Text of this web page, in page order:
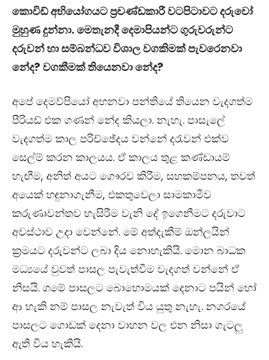
කොවිඩ් අභියෝගයට ප්‍රචණ්ඩකාරී වටපිටාවට දරුවෝ
මුහුණ දුන්නා. මෙතැනදී දෙමාපියන්ට ගුරුවරුන්ට
දරුවන් හා සම්බන්ධව විශාල වගකිමක් පැවරෙනවා
නේද? වගකීමක් තියෙනවා නේද?
අපේ දෙමව්පියෝ අහනවා පන්තියේ තියෙන වැදගත්ම
පීරියඩ් එක ගණන් නේද කියලා. නැහැ. පාසැලේ
වැදගත්ම කාල පරිච්ඡේදය වන්නේ දරැවන් එක්ව
සෙල්ම් කරන කාලයය. ඒ කාලය තුළ කණ්ඩායම්
හැඟීම, අනිත් අයට ගෞරව කිරීම, සහකම්පනය, තවත්
අයෙක් හඳුනාගැනීම, එකතුවෙලා සාමකාමීව
කරුණාවන්තව හැසිරීම වැනි දේ ඉගෙනීමට දරුවාට
අවස්ථාව උදා වෙන්නේ. මේ අත්දැකීම් ඔන්ලයින්
ක්‍රමයට දරුවන්ට ලබා දිය නොහැකියි. මොන බාධක
මධ්‍යයේ වුවත් පාසල පැවැත්වීම වැදගත් වන්නේ ඒ
නිසයි. ගමේ පාසලට බොහොමයක් දෙනාට පයින් හෝ
ආ හැකි නම් පාසල නැවැත් විය යුතු නැහැ. නගරයේ
පාසලට ගොඩක් දෙනා වාහන වල එන නිසා ගැටලු
ඇති විය හැකියි.